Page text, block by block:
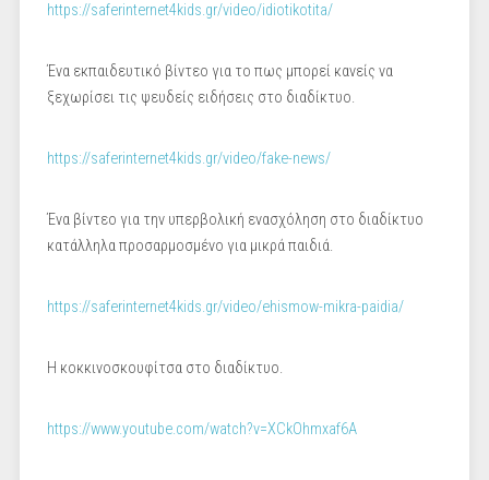
https://saferinternet4kids.gr/video/idiotikotita/
Ένα εκπαιδευτικό βίντεο για το πως μπορεί κανείς να
ξεχωρίσει τις ψευδείς ειδήσεις στο διαδίκτυο.
https://saferinternet4kids.gr/video/fake-news/
Ένα βίντεο για την υπερβολική ενασχόληση στο διαδίκτυο
κατάλληλα προσαρμοσμένο για μικρά παιδιά.
https://saferinternet4kids.gr/video/ehismow-mikra-paidia/
Η κοκκινοσκουφίτσα στο διαδίκτυο.
https://www.youtube.com/watch?v=XCkOhmxaf6A